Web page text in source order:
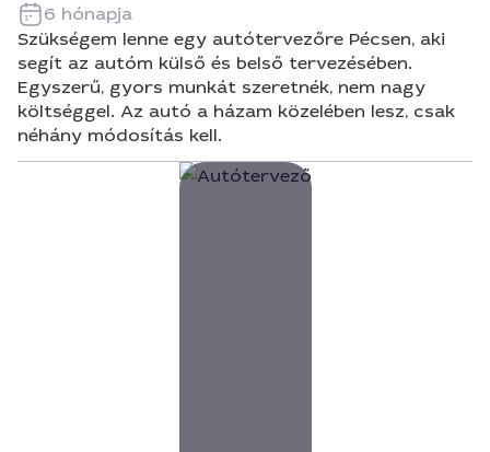
6 hónapja
Szükségem lenne egy autótervezőre Pécsen, aki
segít az autóm külső és belső tervezésében.
Egyszerű, gyors munkát szeretnék, nem nagy
költséggel. Az autó a házam közelében lesz, csak
néhány módosítás kell.